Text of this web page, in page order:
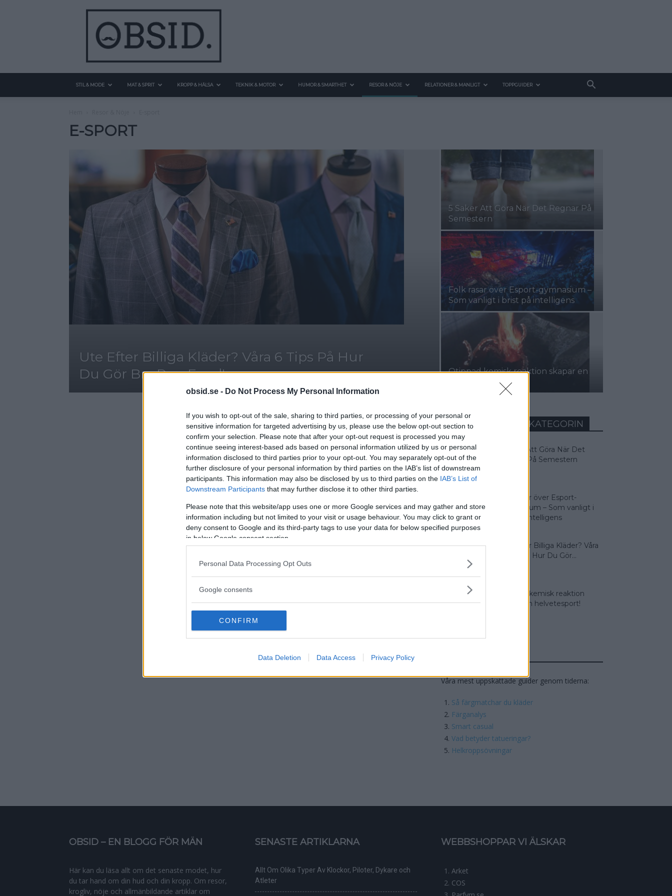
obsid.se - Do Not Process My Personal Information
If you wish to opt-out of the sale, sharing to third parties, or processing of your personal or
sensitive information for targeted advertising by us, please use the below opt-out section to
confirm your selection. Please note that after your opt-out request is processed you may
continue seeing interest-based ads based on personal information utilized by us or personal
information disclosed to third parties prior to your opt-out. You may separately opt-out of the
further disclosure of your personal information by third parties on the IAB’s list of downstream
participants. This information may also be disclosed by us to third parties on the IAB’s List of
Downstream Participants that may further disclose it to other third parties.
Please note that this website/app uses one or more Google services and may gather and store
information including but not limited to your visit or usage behaviour. You may click to grant or
deny consent to Google and its third-party tags to use your data for below specified purposes
in below Google consent section.
Personal Data Processing Opt Outs
Google consents
CONFIRM
Data Deletion Data Access Privacy Policy
STIL & MODE MAT & SPRIT KROPP & HÄLSA TEKNIK & MOTOR HUMOR & SMARTHET RESOR & NÖJE RELATIONER & MANLIGT TOPPGUIDER
E-SPORT
Ute Efter Billiga Kläder? Våra 6 Tips På Hur
Du Gör Bra Rea-Fynd!
5 Saker Att Göra När Det Regnar På
Semestern
Folk rasar över Esport-gymnasium –
Som vanligt i brist på intelligens
Otippad kemisk reaktion skapar en
helvetesport!
MEST LÄST INOM KATEGORIN
5 Saker Att Göra När Det
Regnar På Semestern
Folk rasar över Esport-
gymnasium – Som vanligt i
brist på intelligens
Ute Efter Billiga Kläder? Våra
6 Tips På Hur Du Gör...
Otippad kemisk reaktion
skapar en helvetesport!
Våra mest uppskattade guider genom tiderna:
Så färgmatchar du kläder
Färganalys
Smart casual
Vad betyder tatueringar?
Helkroppsövningar
OBSID – EN BLOGG FÖR MÄN
Här kan du läsa allt om det senaste modet, hur
du tar hand om din hud och din kropp. Om resor,
krogliv, nöje och allmänbildande artiklar om
SENASTE ARTIKLARNA
Allt Om Olika Typer Av Klockor, Piloter, Dykare och
Atleter
WEBBSHOPPAR VI ÄLSKAR
Arket
COS